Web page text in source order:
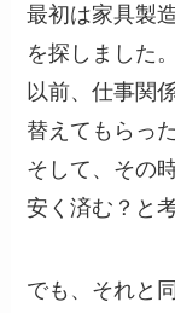
最初は家具製
を探しました。
以前、仕事関
替えてもらっ
そして、その
安く済む？と
でも、それと